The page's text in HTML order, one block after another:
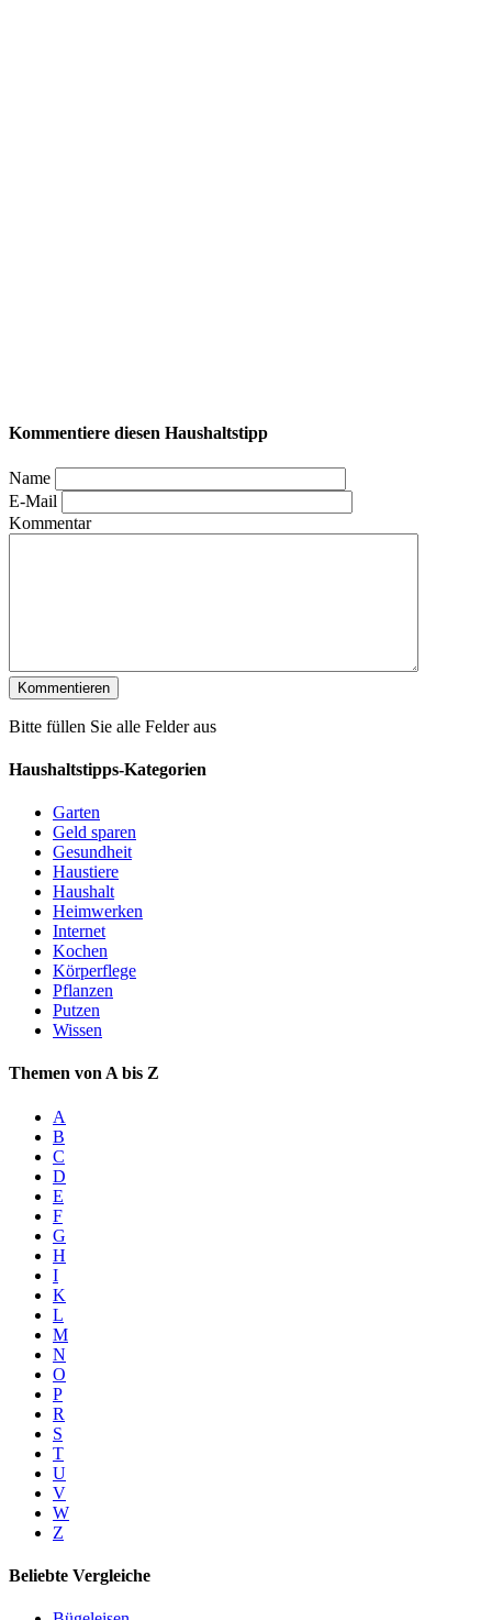
Kommentiere diesen Haushaltstipp
Name
E-Mail
Kommentar
Bitte füllen Sie alle Felder aus
Haushaltstipps-Kategorien
Garten
Geld sparen
Gesundheit
Haustiere
Haushalt
Heimwerken
Internet
Kochen
Körperflege
Pflanzen
Putzen
Wissen
Themen von A bis Z
A
B
C
D
E
F
G
H
I
K
L
M
N
O
P
R
S
T
U
V
W
Z
Beliebte Vergleiche